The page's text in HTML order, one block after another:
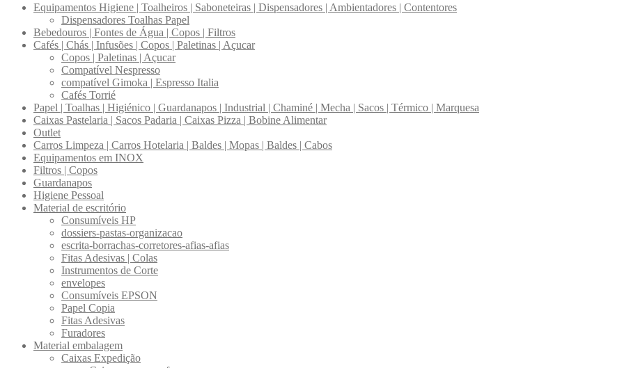
Equipamentos Higiene | Toalheiros | Saboneteiras | Dispensadores | Ambientadores | Contentores
Dispensadores Toalhas Papel
Bebedouros | Fontes de Água | Copos | Filtros
Cafés | Chás | Infusões | Copos | Paletinas | Açucar
Copos | Paletinas | Açucar
Compatível Nespresso
compatível Gimoka | Espresso Italia
Cafés Torrié
Papel | Toalhas | Higiénico | Guardanapos | Industrial | Chaminé | Mecha | Sacos | Térmico | Marquesa
Caixas Pastelaria | Sacos Padaria | Caixas Pizza | Bobine Alimentar
Outlet
Carros Limpeza | Carros Hotelaria | Baldes | Mopas | Baldes | Cabos
Equipamentos em INOX
Filtros | Copos
Guardanapos
Higiene Pessoal
Material de escritório
Consumíveis HP
dossiers-pastas-organizacao
escrita-borrachas-corretores-afias-afias
Fitas Adesivas | Colas
Instrumentos de Corte
envelopes
Consumíveis EPSON
Papel Copia
Fitas Adesivas
Furadores
Material embalagem
Caixas Expedição